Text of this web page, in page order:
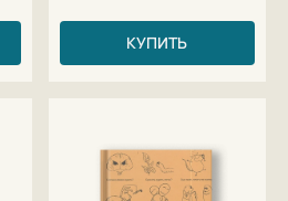
КУПИТЬ